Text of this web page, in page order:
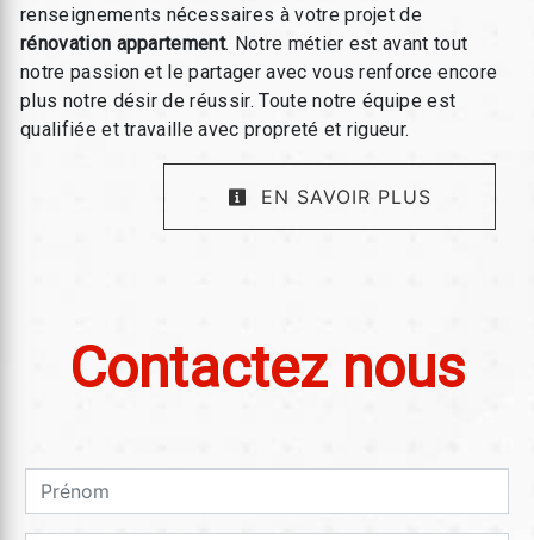
renseignements nécessaires à votre projet de
rénovation appartement. Notre métier est avant tout
notre passion et le partager avec vous renforce encore
plus notre désir de réussir. Toute notre équipe est
qualifiée et travaille avec propreté et rigueur.
EN SAVOIR PLUS
Contactez nous